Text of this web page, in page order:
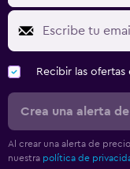
Recibir las
Crea una alerta
Al crear una alerta de
nuestra política de